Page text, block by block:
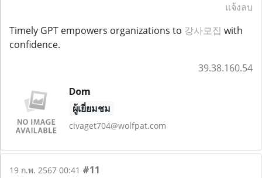
แจ้งลบ
Timely GPT empowers organizations to 강사모집 with
confidence.
39.38.160.54
Dom
ผู้เยี่ยมชม
civaget704@wolfpat.com
19 ก.พ. 2567 00:41 #11